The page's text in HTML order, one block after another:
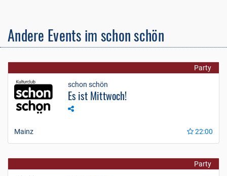
Andere Events im schon schön
Party
schon schön
Es ist Mittwoch!
Mainz 22:00
Party